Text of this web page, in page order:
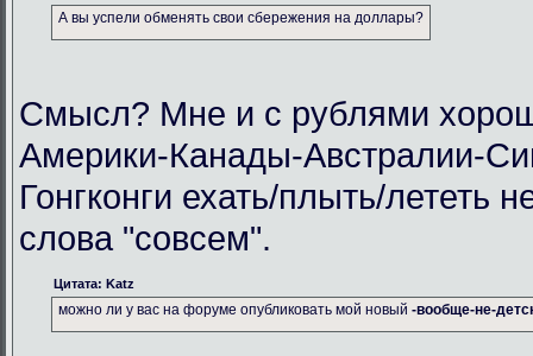
А вы успели обменять свои сбережения на доллары?
Смысл? Мне и с рублями
Америки-Канады-Австралии-
Гонгконги ехать/плыть/лететь
слова "совсем".
Цитата: Katz
можно ли у вас на форуме опубликовать мой новый -вообще-не-